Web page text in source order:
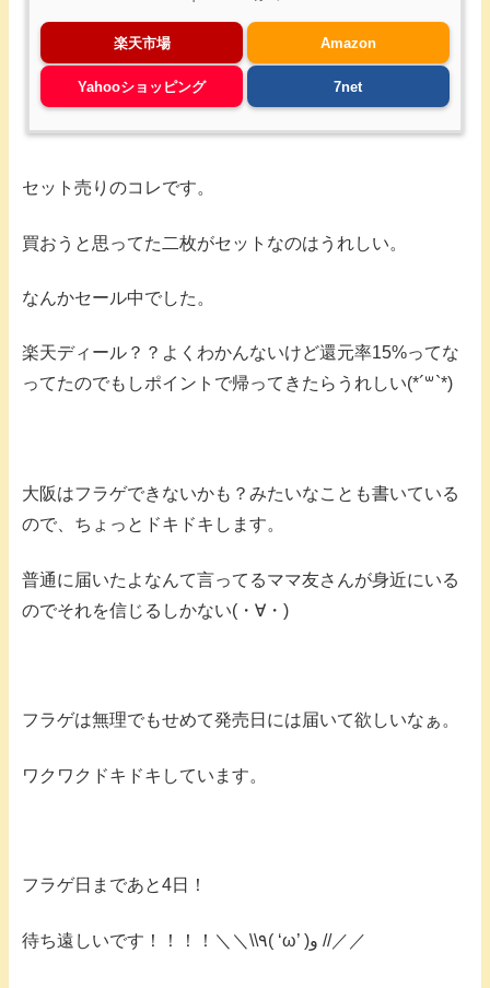
楽天市場 Amazon
Yahooショッピング 7net
セット売りのコレです。
買おうと思ってた二枚がセットなのはうれしい。
なんかセール中でした。
楽天ディール？？よくわかんないけど還元率15%ってな
ってたのでもしポイントで帰ってきたらうれしい(*´꒳`*)
大阪はフラゲできないかも？みたいなことも書いている
ので、ちょっとドキドキします。
普通に届いたよなんて言ってるママ友さんが身近にいる
のでそれを信じるしかない(・∀・)
フラゲは無理でもせめて発売日には届いて欲しいなぁ。
ワクワクドキドキしています。
フラゲ日まであと4日！
待ち遠しいです！！！！＼＼\\٩( ‘ω’ )و //／／